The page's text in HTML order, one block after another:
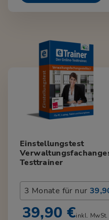
Einstellungstest
Testtrainer
3 Monate für nur
39,90 €inkl. MwSt.